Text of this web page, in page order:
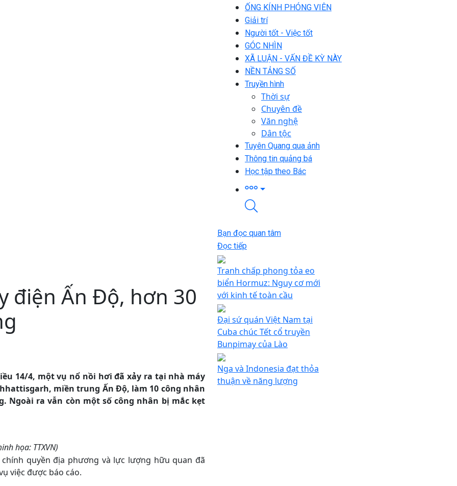
ỐNG KÍNH PHÓNG VIÊN
Giải trí
Người tốt - Việc tốt
GÓC NHÌN
XÃ LUẬN - VẤN ĐỀ KỲ NÀY
NỀN TẢNG SỐ
Truyền hình
Thời sự
Chuyên đề
Văn nghệ
Dân tộc
Tuyên Quang qua ảnh
Thông tin quảng bá
Học tập theo Bác
điện Ấn Độ, hơn 30
14/4, một vụ nổ nồi hơi đã xảy ra tại nhà máy
miền trung Ấn Độ, làm 10 công nhân
ra vẫn còn một số công nhân bị mắc kẹt
họa: TTXVN)
quyền địa phương và lực lượng hữu quan đã
việc được báo cáo.
Bạn đọc quan tâm
Đọc tiếp
Tranh chấp phong tỏa eo
biển Hormuz: Nguy cơ mới
với kinh tế toàn cầu
Đại sứ quán Việt Nam tại
Cuba chúc Tết cổ truyền
Bunpimay của Lào
Nga và Indonesia đạt thỏa
thuận về năng lượng